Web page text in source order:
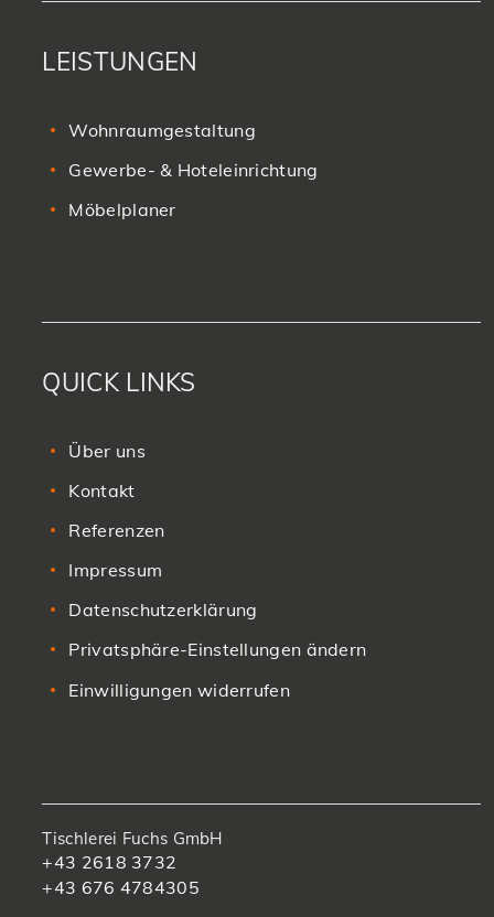
LEISTUNGEN
Wohnraumgestaltung
Gewerbe- & Hoteleinrichtung
Möbelplaner
QUICK LINKS
Über uns
Kontakt
Referenzen
Impressum
Datenschutzerklärung
Privatsphäre-Einstellungen ändern
Einwilligungen widerrufen
Tischlerei Fuchs GmbH
+43 2618 3732
+43 676 4784305